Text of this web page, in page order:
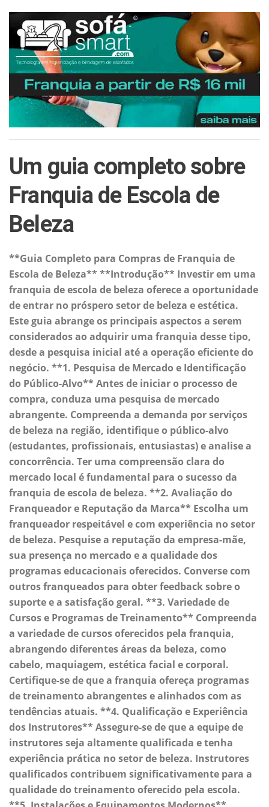
Um guia completo sobre
Franquia de Escola de
Beleza
**Guia Completo para Compras de Franquia de
Escola de Beleza** **Introdução** Investir em uma
franquia de escola de beleza oferece a oportunidade
de entrar no próspero setor de beleza e estética.
Este guia abrange os principais aspectos a serem
considerados ao adquirir uma franquia desse tipo,
desde a pesquisa inicial até a operação eficiente do
negócio. **1. Pesquisa de Mercado e Identificação
do Público-Alvo** Antes de iniciar o processo de
compra, conduza uma pesquisa de mercado
abrangente. Compreenda a demanda por serviços
de beleza na região, identifique o público-alvo
(estudantes, profissionais, entusiastas) e analise a
concorrência. Ter uma compreensão clara do
mercado local é fundamental para o sucesso da
franquia de escola de beleza. **2. Avaliação do
Franqueador e Reputação da Marca** Escolha um
franqueador respeitável e com experiência no setor
de beleza. Pesquise a reputação da empresa-mãe,
sua presença no mercado e a qualidade dos
programas educacionais oferecidos. Converse com
outros franqueados para obter feedback sobre o
suporte e a satisfação geral. **3. Variedade de
Cursos e Programas de Treinamento** Compreenda
a variedade de cursos oferecidos pela franquia,
abrangendo diferentes áreas da beleza, como
cabelo, maquiagem, estética facial e corporal.
Certifique-se de que a franquia ofereça programas
de treinamento abrangentes e alinhados com as
tendências atuais. **4. Qualificação e Experiência
dos Instrutores** Assegure-se de que a equipe de
instrutores seja altamente qualificada e tenha
experiência prática no setor de beleza. Instrutores
qualificados contribuem significativamente para a
qualidade do treinamento oferecido pela escola.